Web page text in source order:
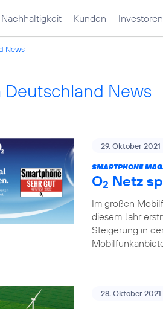
Nachhaltigkeit Kunden Investoren
News
Deutschland News
29. Oktober 2021
SMARTPHONE
O2 Netz
Im großen
diesem Jahr
Steigerung in
28. Oktober 2021